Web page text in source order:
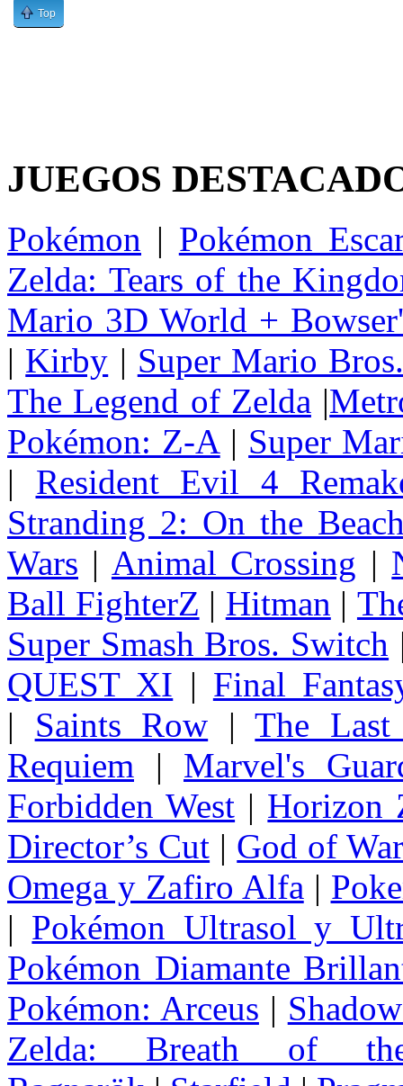
Top
JUEGOS
Pokémon | Pokémon
Zelda: Tears of the
Mario 3D World +
| Kirby | Super Mario
The Legend of Zelda |
Pokémon: Z-A | Super
| Resident Evil 4
Stranding 2: On the
Wars | Animal Crossing |
Ball FighterZ | Hitman |
Super Smash Bros. Switch
QUEST XI | Final
| Saints Row |The
Requiem | Marvel's
Forbidden West | Horizon
Director’s Cut | God of
Omega y Zafiro Alfa |
| Pokémon Ultrasol y
Pokémon Diamante
Pokémon: Arceus |
Zelda: Breath of